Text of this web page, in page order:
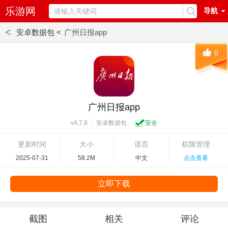
乐游网 导航
< 安卓数据包 < 广州日报app
广州日报app
v4.7.8 安卓数据包 安全
更新时间
2025-07-31
大小
58.2M
语言
中文
权限管理
点击查看
0
立即下载
截图 相关 评论